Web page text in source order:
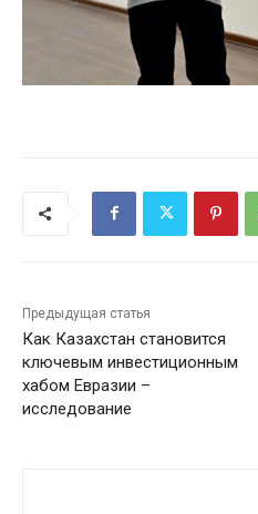
Предыдущая статья
Как Казахстан становится
ключевым инвестиционным
хабом Евразии –
исследование